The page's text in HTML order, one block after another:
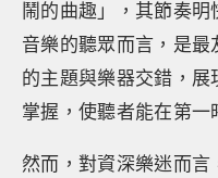
鬧的曲趣」，其節奏
音樂的聽眾而言，是
的主題與樂器交錯，
掌握，使聽者能在第一
然而，對資深樂迷而